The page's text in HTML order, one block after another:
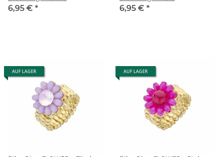
6,95 € *
6,95 € *
AUF LAGER AUF LAGER